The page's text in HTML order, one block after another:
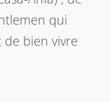
qui
bien vivre